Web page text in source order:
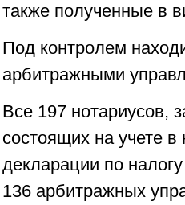
также полученные в
Под контролем
арбитражными
Все 197 нотариусов,
состоящих на учете в
декларации по
136 арбитражных